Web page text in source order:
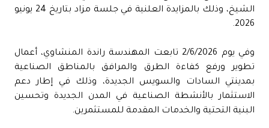
الشيخ، وذلك بالمزايدة العلنية في جلسة مزاد بتاريخ 24 يونيو
2026.
وفي يوم 2/6/2026 تابعت المهندسة راندة المنشاوي، أعمال
تطوير ورفع كفاءة الطرق والمرافق بالمناطق الصناعية
بمدينتي السادات والسويس الجديدة، وذلك في إطار دعم
الاستثمار بالأنشطة الصناعية في المدن الجديدة وتحسين
البنية التحتية والخدمات المقدمة للمستثمرين.